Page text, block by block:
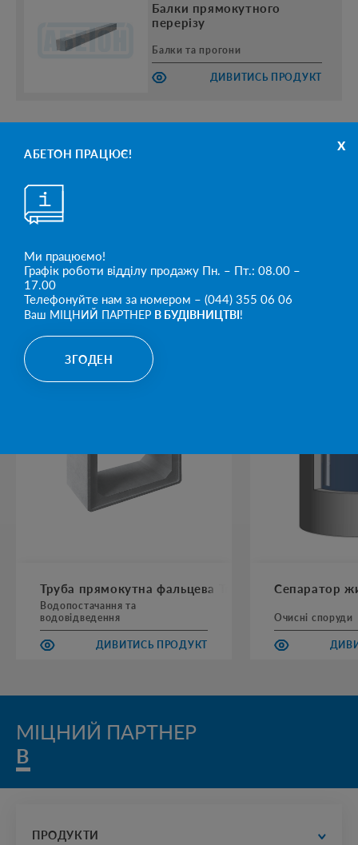
x
АБЕТОН ПРАЦЮЄ!
Ми працюємо!
Графік роботи відділу продажу Пн. – Пт.: 08.00 –
17.00
Телефонуйте нам за номером – (044) 355 06 06
Ваш МІЦНИЙ ПАРТНЕР В БУДІВНИЦТВІ!
ЗГОДЕН
Балки прямокутного
перерізу
Балки та прогони
ДИВИТИСЬ ПРОДУКТ
ПОПУЛЯРНІ ПРОДУКТИ
Труба прямокутна фальцева Тпф AbBox
Водопостачання та
водовідведення
ДИВИТИСЬ ПРОДУКТ
Сепаратор
Очисні споруди
МІЦНИЙ ПАРТНЕР
В БУ
ПРОДУКТИ